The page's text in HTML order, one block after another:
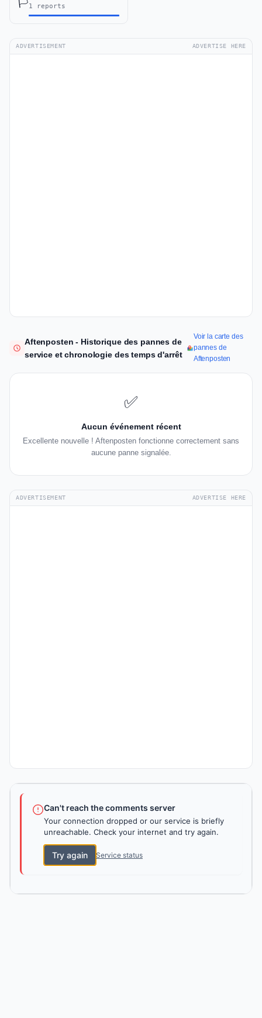
🏳️1 reports
ADVERTISEMENT ADVERTISE HERE
Aftenposten - Historique des pannes de
service et chronologie des temps d'arrêt
Voir la carte des
pannes de
Aftenposten
✅
Aucun événement récent
Excellente nouvelle ! Aftenposten fonctionne correctement sans
aucune panne signalée.
ADVERTISEMENT ADVERTISE HERE
Can't reach the comments server
Your connection dropped or our service is briefly
unreachable. Check your internet and try again.
Try again Service status